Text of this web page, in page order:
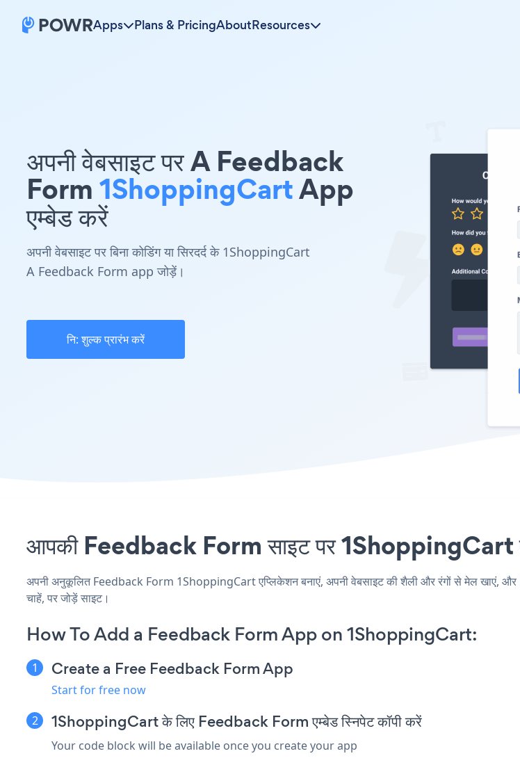
Apps Plans & PricingAboutResources
अपनी वेबसाइट पर A Feedback
Form1ShoppingCartApp
एम्बेड करें
अपनी वेबसाइट पर बिना कोडिंग या सिरदर्द के 1ShoppingCart
A Feedback Form app जोड़ें।
नि: शुल्क प्रारंभ करें
आपकी Feedback Form साइट पर 1ShoppingCart
अपनी अनुकूलित Feedback Form 1ShoppingCart एप्लिकेशन बनाएं, अपनी वेबसाइट की शैली और रंगों से मेल खाएं,
चाहें, पर जोड़ें साइट।
How To Add a Feedback Form App on 1ShoppingCart:
Create a Free Feedback Form App
Start for free now
1ShoppingCart के लिए Feedback Form एम्बेड स्निपेट कॉपी करें
Your code block will be available once you create your app